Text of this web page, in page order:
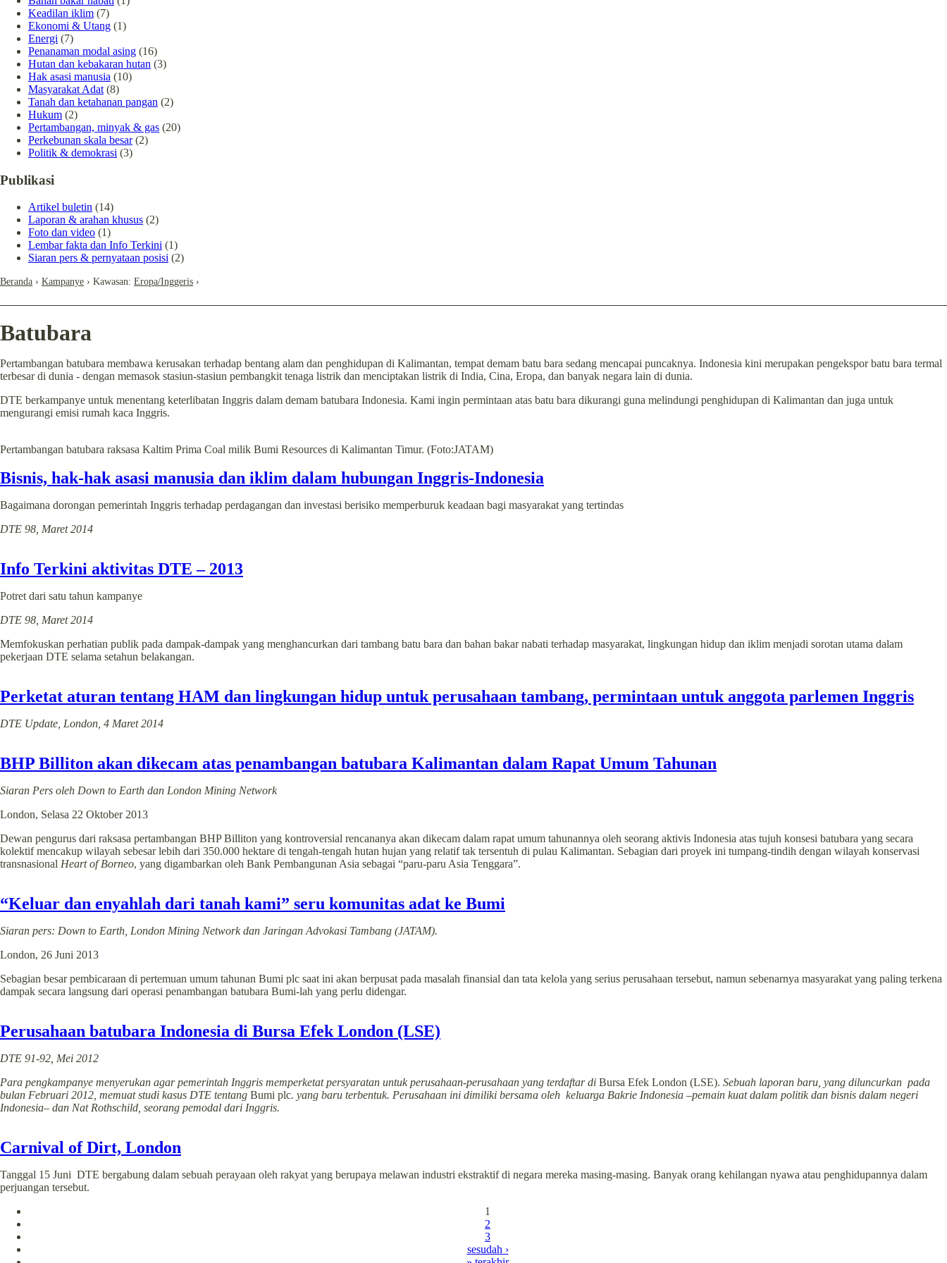
Keadilan iklim (7)
Ekonomi & Utang (1)
Energi (7)
Penanaman modal asing (16)
Hutan dan kebakaran hutan (3)
Hak asasi manusia (10)
Masyarakat Adat (8)
Tanah dan ketahanan pangan (2)
Hukum (2)
Pertambangan, minyak & gas (20)
Perkebunan skala besar(2)
Politik & demokrasi (3)
Publikasi
Artikel buletin (14)
Laporan & arahan khusus (2)
Foto dan video (1)
Lembar fakta dan Info Terkini (1)
Siaran pers & pernyataan posisi (2)
Beranda › Kampanye › Kawasan: Eropa/Inggeris ›
Batubara
Pertambangan batubara membawa kerusakan terhadap bentang alam dan penghidupan di Kalimantan, tempat demam batu bara sedang mencapai puncaknya. Indonesia kini merupakan pengekspor batu bara termal
terbesar di dunia - dengan memasok stasiun-stasiun pembangkit tenaga listrik dan menciptakan listrik di India, Cina, Eropa, dan banyak negara lain di dunia.
DTE berkampanye untuk menentang keterlibatan Inggris dalam demam batubara Indonesia. Kami ingin permintaan atas batu bara dikurangi guna melindungi penghidupan di Kalimantan dan juga untuk
mengurangi emisi rumah kaca Inggris.
Pertambangan batubara raksasa Kaltim Prima Coal milik Bumi Resources di Kalimantan Timur. (Foto:JATAM)
Bisnis, hak-hak asasi manusia dan iklim dalam hubungan Inggris-Indonesia
Bagaimana dorongan pemerintah Inggris terhadap perdagangan dan investasi berisiko memperburuk keadaan bagi masyarakat yang tertindas
DTE 98, Maret 2014
Info Terkini aktivitas DTE – 2013
Potret dari satu tahun kampanye
DTE 98, Maret 2014
Memfokuskan perhatian publik pada dampak-dampak yang menghancurkan dari tambang batu bara dan bahan bakar nabati terhadap masyarakat, lingkungan hidup dan iklim menjadi sorotan utama dalam
pekerjaan DTE selama setahun belakangan.
Perketat aturan tentang HAM dan lingkungan hidup untuk perusahaan tambang, permintaan untuk anggota parlemen Inggris
DTE Update, London, 4 Maret 2014
BHP Billiton akan dikecam atas penambangan batubara Kalimantan dalam Rapat Umum Tahunan
Siaran Pers oleh Down to Earth dan London Mining Network
London, Selasa 22 Oktober 2013
Dewan pengurus dari raksasa pertambangan BHP Billiton yang kontroversial rencananya akan dikecam dalam rapat umum tahunannya oleh seorang aktivis Indonesia atas tujuh konsesi batubara yang secara
kolektif mencakup wilayah sebesar lebih dari 350.000 hektare di tengah-tengah hutan hujan yang relatif tak tersentuh di pulau Kalimantan. Sebagian dari proyek ini tumpang-tindih dengan wilayah konservasi
transnasional Heart of Borneo, yang digambarkan oleh Bank Pembangunan Asia sebagai “paru-paru Asia Tenggara”.
“Keluar dan enyahlah dari tanah kami” seru komunitas adat ke Bumi
Siaran pers: Down to Earth, London Mining Network dan Jaringan Advokasi Tambang (JATAM).
London, 26 Juni 2013
Sebagian besar pembicaraan di pertemuan umum tahunan Bumi plc saat ini akan berpusat pada masalah finansial dan tata kelola yang serius perusahaan tersebut, namun sebenarnya masyarakat yang paling terkena
dampak secara langsung dari operasi penambangan batubara Bumi-lah yang perlu didengar.
Perusahaan batubara Indonesia di Bursa Efek London (LSE)
DTE 91-92, Mei 2012
Para pengkampanye menyerukan agar pemerintah Inggris memperketat persyaratan untuk perusahaan-perusahaan yang terdaftar di Bursa Efek London (LSE). Sebuah laporan baru, yang diluncurkan pada
bulan Februari 2012, memuat studi kasus DTE tentang Bumi plc. yang baru terbentuk. Perusahaan ini dimiliki bersama oleh keluarga Bakrie Indonesia –pemain kuat dalam politik dan bisnis dalam negeri
Indonesia– dan Nat Rothschild, seorang pemodal dari Inggris.
Carnival of Dirt, London
Tanggal 15 Juni DTE bergabung dalam sebuah perayaan oleh rakyat yang berupaya melawan industri ekstraktif di negara mereka masing-masing. Banyak orang kehilangan nyawa atau penghidupannya dalam
perjuangan tersebut.
1
2
3
sesudah ›